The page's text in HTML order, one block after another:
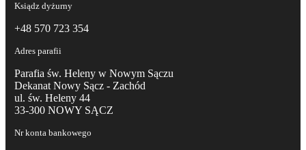
Ksiądz dyżurny
+48 570 723 354
Adres parafii
Parafia św. Heleny w Nowym Sączu
Dekanat Nowy Sącz - Zachód
ul. św. Heleny 44
33-300 NOWY SĄCZ
Nr konta bankowego